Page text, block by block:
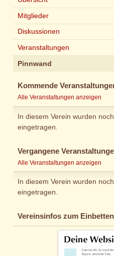
Mitglieder
Diskussionen
Veranstaltungen
Pinnwand
Kommende
Alle Veranstaltungen anzeigen
In diesem Verein wurden
eingetragen.
Vergangene
Alle Veranstaltungen anzeigen
In diesem Verein wurden
eingetragen.
Vereinsinfos zum